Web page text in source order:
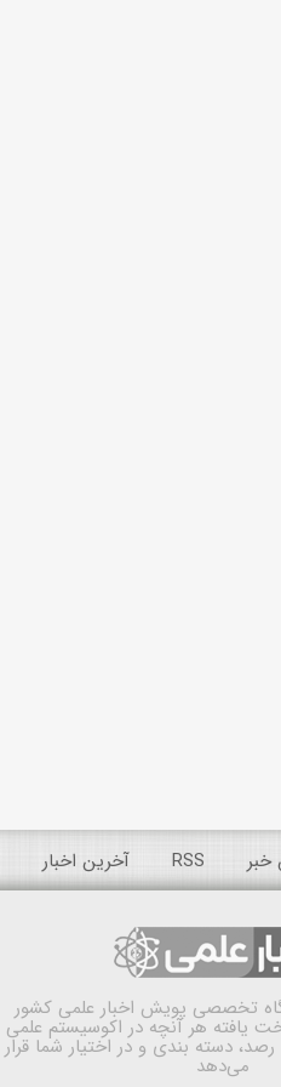
RSS آخرین اخبار
تخصصی پویش اخبار علمی کشور
یافته هر آنچه در اکوسیستم علمی
رصد، دسته بندی و در اختیار شما قرار
می‌دهد